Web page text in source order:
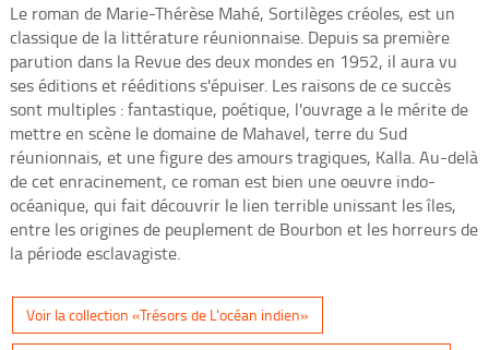
Le roman de Marie-Thérèse Mahé, Sortilèges créoles, est un
classique de la littérature réunionnaise. Depuis sa première
parution dans la Revue des deux mondes en 1952, il aura vu
ses éditions et rééditions s'épuiser. Les raisons de ce succès
sont multiples : fantastique, poétique, l'ouvrage a le mérite de
mettre en scène le domaine de Mahavel, terre du Sud
réunionnais, et une figure des amours tragiques, Kalla. Au-delà
de cet enracinement, ce roman est bien une oeuvre indo-
océanique, qui fait découvrir le lien terrible unissant les îles,
entre les origines de peuplement de Bourbon et les horreurs de
la période esclavagiste.
Voir la collection «Trésors de L'océan indien»